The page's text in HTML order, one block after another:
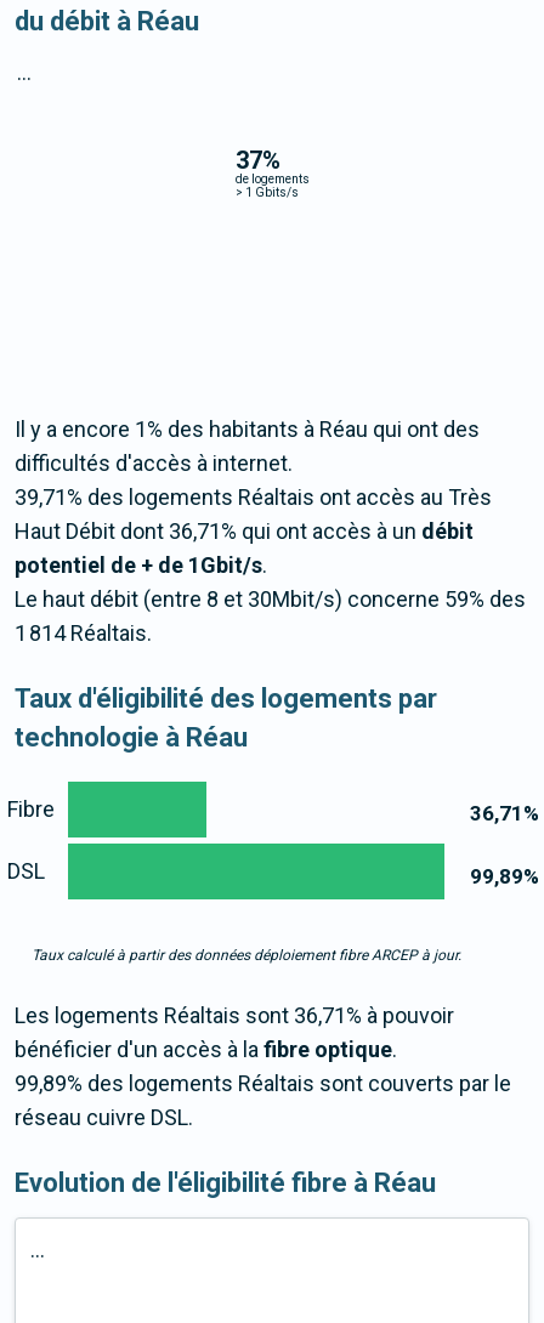
du débit à Réau
37%
de logements
> 1 Gbits/s
...
Il y a encore 1% des habitants à Réau qui ont des
difficultés d'accès à internet.
39,71% des logements Réaltais ont accès au Très
Haut Débit dont 36,71% qui ont accès à un débit
potentiel de + de 1Gbit/s.
Le haut débit (entre 8 et 30Mbit/s) concerne 59% des
1 814 Réaltais.
Taux d'éligibilité des logements par
technologie à Réau
36,71 %
99,89%
Fibre
DSL
Taux calculé à partir des données déploiement fibre ARCEP à jour.
Les logements Réaltais sont 36,71% à pouvoir
bénéficier d'un accès à lafibre optique.
99,89% des logements Réaltais sont couverts par le
réseau cuivre DSL.
Evolution de l'éligibilité fibre à Réau
...